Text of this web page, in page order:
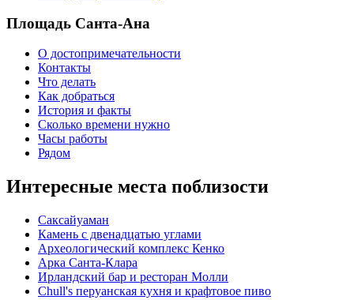
Площадь Санта-Ана
О достопримечательности
Контакты
Что делать
Как добраться
История и факты
Сколько времени нужно
Часы работы
Рядом
Интересные места поблизости
Саксайуаман
Камень с двенадцатью углами
Археологический комплекс Кенко
Арка Санта-Клара
Ирландский бар и ресторан Молли
Chull's перуанская кухня и крафтовое пиво